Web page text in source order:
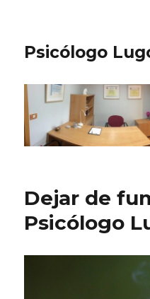
Psicólogo
Dejar de
Psicólogo